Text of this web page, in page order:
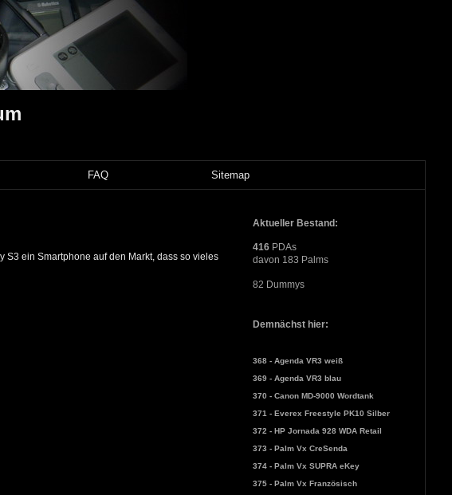
FAQ Sitemap
Aktueller Bestand:
416PDAs
davon 183 Palms
82 Dummys
Demnächst hier:
368 - Agenda VR3 weiß
369 - Agenda VR3 blau
370 - Canon MD-9000 Wordtank
371 - Everex Freestyle PK10 Silber
372 - HP Jornada 928 WDA Retail
373 - Palm Vx CreSenda
374 - Palm Vx SUPRA eKey
375 - Palm Vx Französisch
S3 ein Smartphone auf den Markt, dass so vieles